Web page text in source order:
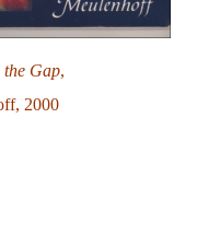
Gap,
2000